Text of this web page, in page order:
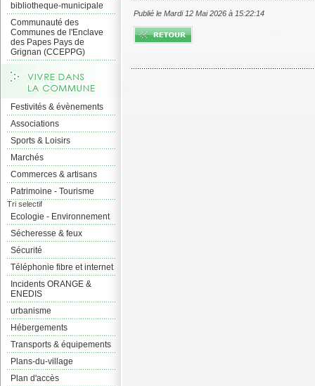
bibliotheque-municipale
Communauté des
Communes de l'Enclave
des Papes Pays de
Grignan (CCEPPG)
Festivités & évènements
Associations
Sports & Loisirs
Marchés
Commerces & artisans
Patrimoine - Tourisme
Tri selectif
Ecologie - Environnement
Sécheresse & feux
Sécurité
Téléphonie fibre et internet
Incidents ORANGE &
ENEDIS
urbanisme
Hébergements
Transports & équipements
Plans-du-village
Plan d'accès
Publié le Mardi 12 Mai 2026 à 15:22:14